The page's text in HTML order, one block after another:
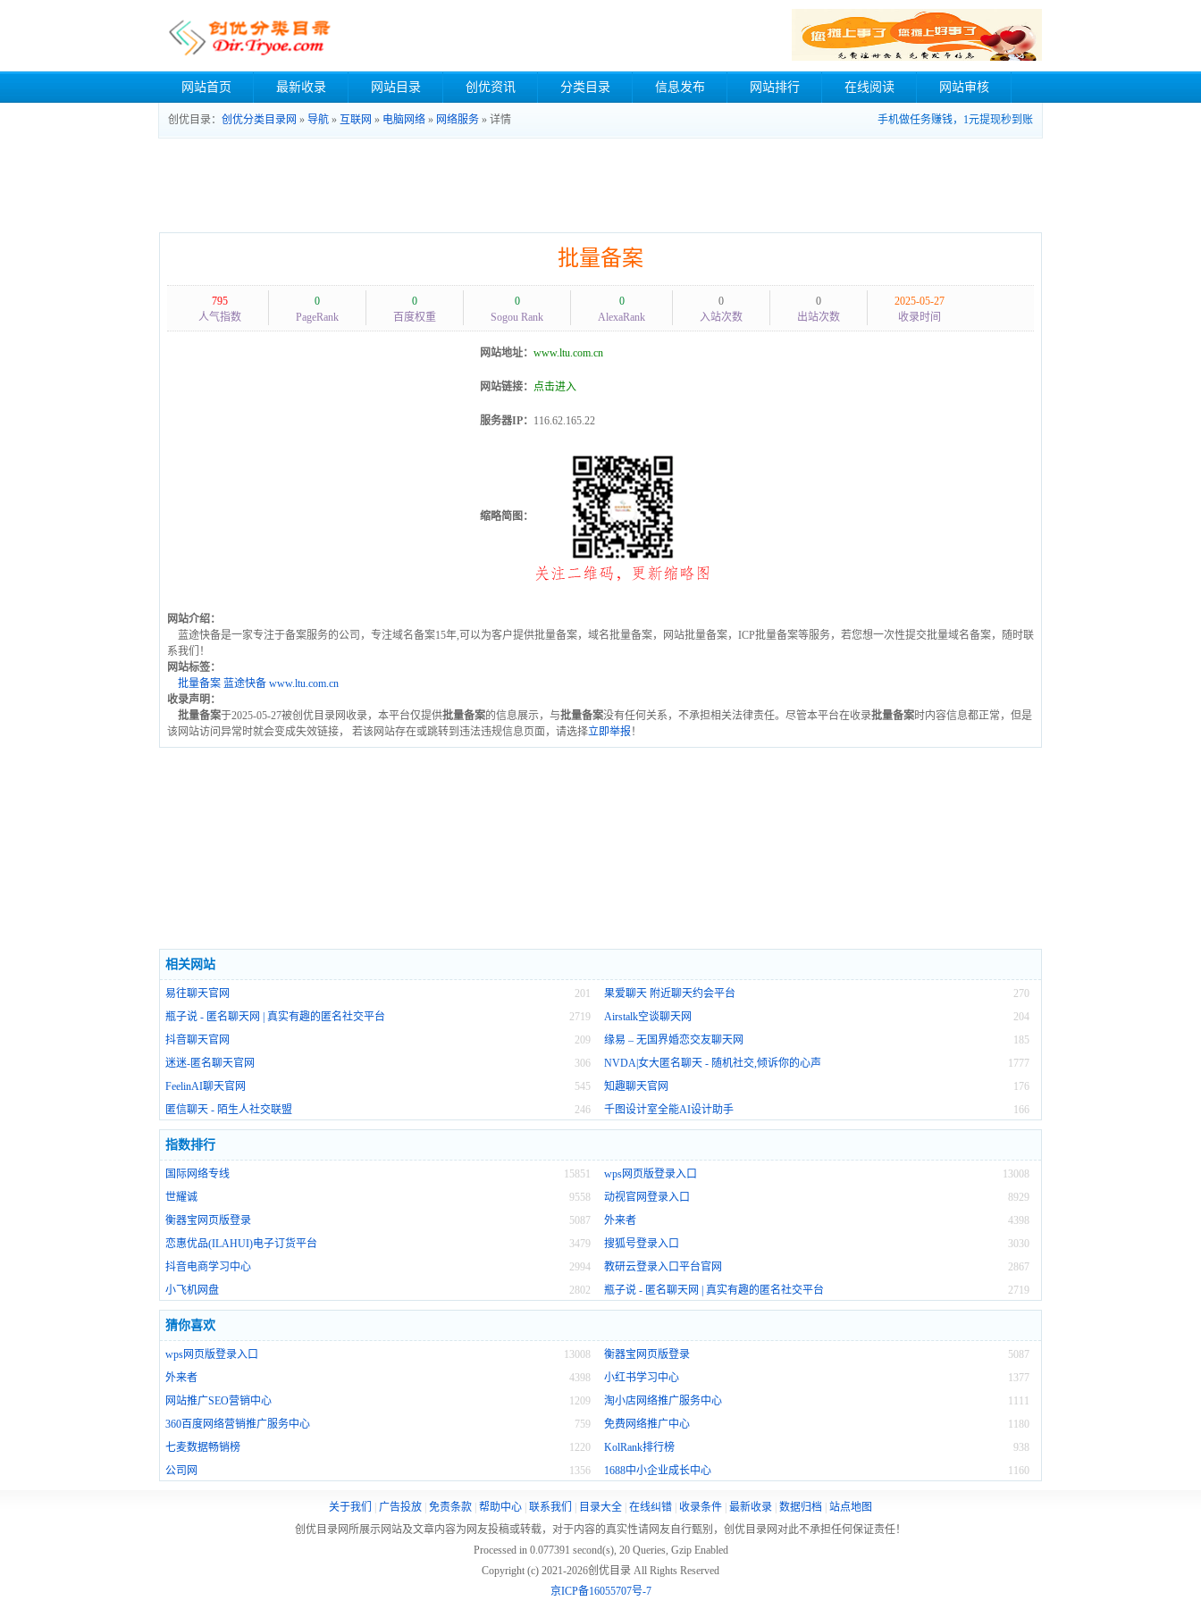
网站首页 最新收录 网站目录 创优资讯 分类目录 信息发布 网站排行 在线阅读 网站审核
创优目录： 创优分类目录网 » 导航 » 互联网 » 电脑网络 » 网络服务 » 详情 手机做任务赚钱，1元提现秒到账
批量备案
795
人气指数
0
PageRank
0
百度权重
0
Sogou Rank
0
AlexaRank
0
入站次数
0
出站次数
2025-05-27
收录时间
网站地址： www.ltu.com.cn
网站链接： 点击进入
服务器IP： 116.62.165.22
缩略简图：
网站介绍：
蓝途快备是一家专注于备案服务的公司，专注域名备案15年,可以为客户提供批量备案，域名批量备案，网站批量备案，ICP批量备案等服务，若您想一次性提交批量域名备案，随时联
系我们！
网站标签：
批量备案 蓝途快备 www.ltu.com.cn
收录声明：
批量备案于2025-05-27被创优目录网收录，本平台仅提供批量备案的信息展示，与批量备案没有任何关系，不承担相关法律责任。尽管本平台在收录批量备案时内容信息都正常，但是
该网站访问异常时就会变成失效链接， 若该网站存在或跳转到违法违规信息页面，请选择立即举报 ！
相关网站
201
易往聊天官网 270
果爱聊天 附近聊天约会平台
2719
瓶子说 - 匿名聊天网 | 真实有趣的匿名社交平台 204
Airstalk空谈聊天网
209
抖音聊天官网 185
缘易 – 无国界婚恋交友聊天网
306
迷迷-匿名聊天官网 1777
NVDA|女大匿名聊天 - 随机社交,倾诉你的心声
545
FeelinAI聊天官网 176
知趣聊天官网
246
匿信聊天 - 陌生人社交联盟 166
千图设计室全能AI设计助手
指数排行
15851
国际网络专线 13008
wps网页版登录入口
9558
世耀诚 8929
动视官网登录入口
5087
衡器宝网页版登录 4398
外来者
3479
恋惠优品(ILAHUI)电子订货平台 3030
搜狐号登录入口
2994
抖音电商学习中心 2867
教研云登录入口平台官网
2802
小飞机网盘 2719
瓶子说 - 匿名聊天网 | 真实有趣的匿名社交平台
猜你喜欢
13008
wps网页版登录入口 5087
衡器宝网页版登录
4398
外来者 1377
小红书学习中心
1209
网站推广SEO营销中心 1111
淘小店网络推广服务中心
759
360百度网络营销推广服务中心 1180
免费网络推广中心
1220
七麦数据畅销榜 938
KolRank排行榜
1356
公司网 1160
1688中小企业成长中心
关于我们 广告投放 免责条款 帮助中心 联系我们 目录大全 在线纠错 收录条件 最新收录 数据归档
站点地图
创优目录网所展示网站及文章内容为网友投稿或转载，对于内容的真实性请网友自行甄别，创优目录网对此不承担任何保证责任！
Processed in 0.077391 second(s), 20 Queries, Gzip Enabled
Copyright (c) 2021-2026创优目录 All Rights Reserved
京ICP备16055707号-7